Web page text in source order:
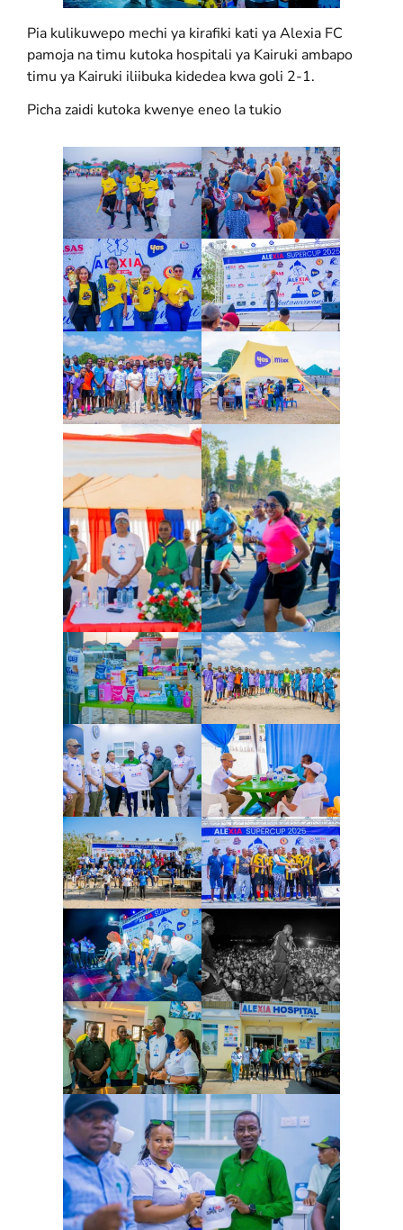
Pia kulikuwepo mechi ya kirafiki kati ya Alexia FC
pamoja na timu kutoka hospitali ya Kairuki ambapo
timu ya Kairuki iliibuka kidedea kwa goli 2-1.
Picha zaidi kutoka kwenye eneo la tukio